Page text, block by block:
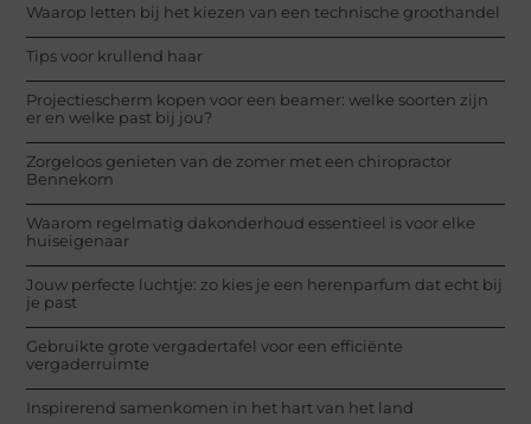
Waarop letten bij het kiezen van een technische groothandel
Tips voor krullend haar
Projectiescherm kopen voor een beamer: welke soorten zijn
er en welke past bij jou?
Zorgeloos genieten van de zomer met een chiropractor
Bennekom
Waarom regelmatig dakonderhoud essentieel is voor elke
huiseigenaar
Jouw perfecte luchtje: zo kies je een herenparfum dat echt bij
je past
Gebruikte grote vergadertafel voor een efficiënte
vergaderruimte
Inspirerend samenkomen in het hart van het land